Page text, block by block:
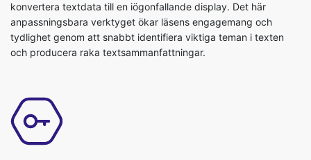
konvertera textdata till en iögonfallande display. Det här
anpassningsbara verktyget ökar läsens engagemang och
tydlighet genom att snabbt identifiera viktiga teman i texten
och producera raka textsammanfattningar.